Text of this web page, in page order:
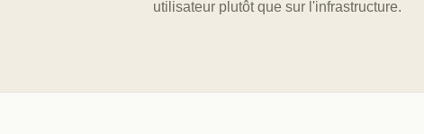
utilisateur plutôt que sur l'infrastructure.